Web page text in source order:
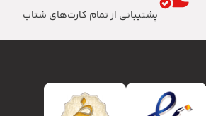
پشتیبانی از تمام کارت‌های شتاب